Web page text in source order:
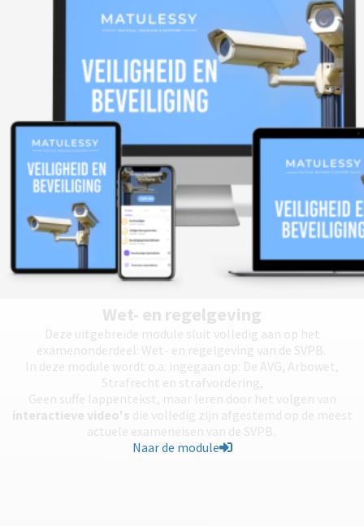
Wet- en regelgeving
Deze uitgebreide module sluit volledig aan op het
examenonderdeel: Wet- en regelgeving van de SVPB.
In deze module wordt o.a. ingegaan op: De AVG, Arbowet,
Strafrecht en strafvordering,
Geen suffe lappentekst, maar leren door het volgen van
interactieve video's die volledig zijn afgestemd op de meest
actuele exameneisen van de SVPB.
Naar de module